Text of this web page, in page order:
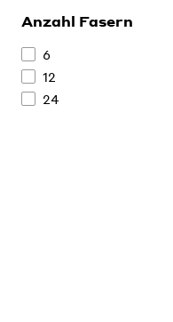
Anzahl Fasern
6
12
24